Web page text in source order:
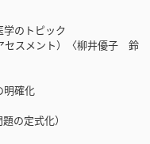
のトピック
セスメント）〈柳井優子 鈴
確化
定式化）